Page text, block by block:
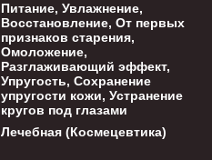
Питание, Увлажнение,
Восстановление, От первых
признаков старения,
Омоложение,
Разглаживающий эффект,
Упругость, Сохранение
упругости кожи, Устранение
кругов под глазами
Лечебная (Космецевтика)